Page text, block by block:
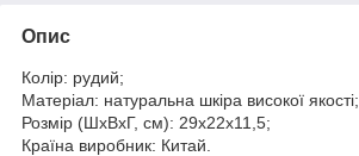
Опис
Колір: рудий;
Матеріал: натуральна шкіра високої якості;
Розмір (ШхВхГ, см): 29х22х11,5;
Країна виробник: Китай.